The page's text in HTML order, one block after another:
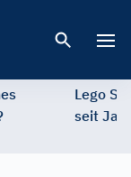
Lego
seit